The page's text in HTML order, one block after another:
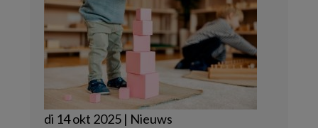
di 14 okt 2025 | Nieuws